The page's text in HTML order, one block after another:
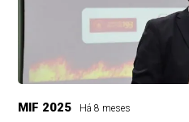
MIF 2025 Há 8 meses